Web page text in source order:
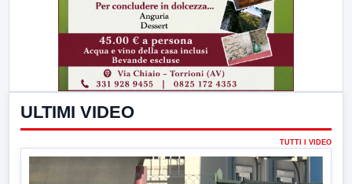
ULTIMI VIDEO
TUTTI I VIDEO